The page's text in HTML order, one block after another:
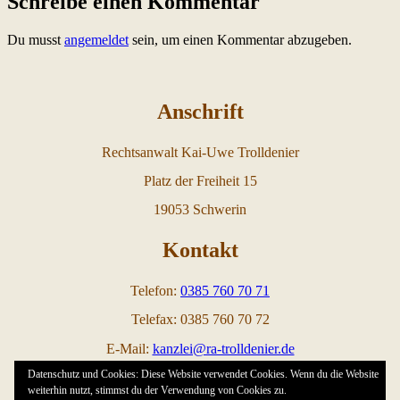
Du musst angemeldet sein, um einen Kommentar abzugeben.
Anschrift
Rechtsanwalt Kai-Uwe Trolldenier
Platz der Freiheit 15
19053 Schwerin
Kontakt
Telefon: 0385 760 70 71
Telefax: 0385 760 70 72
E-Mail: kanzlei@ra-trolldenier.de
Links
Datenschutz und Cookies: Diese Website verwendet Cookies. Wenn du die Website
weiterhin nutzt, stimmst du der Verwendung von Cookies zu.